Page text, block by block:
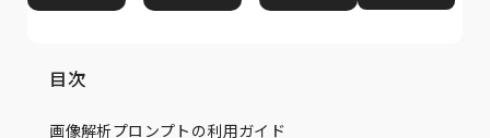
目次
画像解析プロンプトの利用ガイド